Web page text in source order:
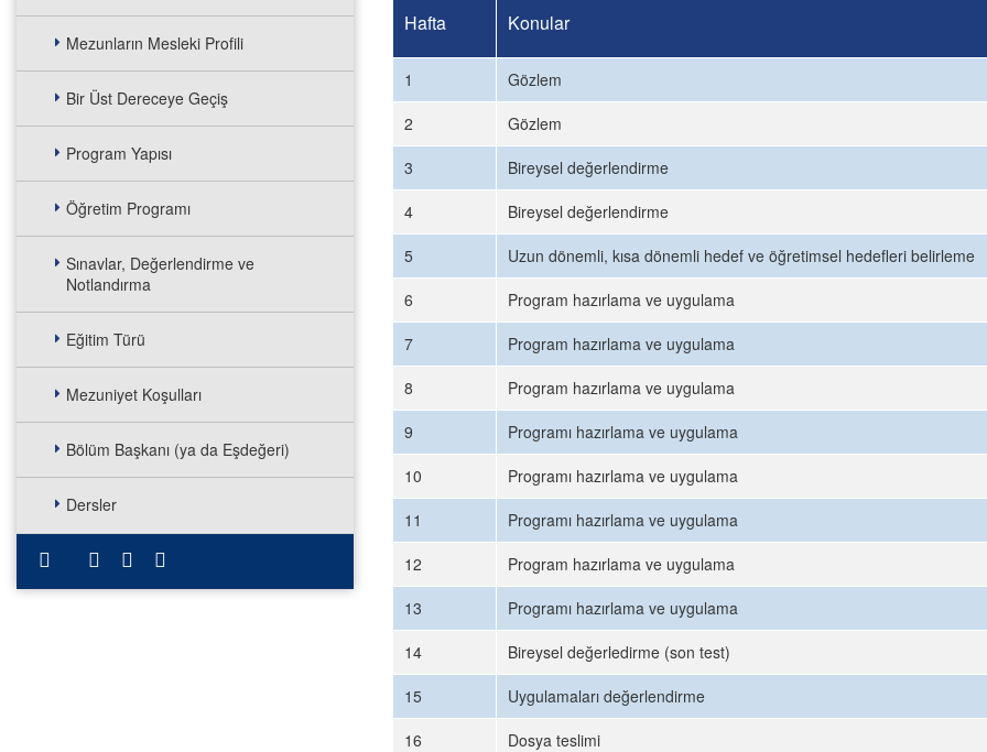
Mezunların Mesleki Profili
Bir Üst Dereceye Geçiş
Program Yapısı
Öğretim Programı
Sınavlar, Değerlendirme ve
Notlandırma
Eğitim Türü
Mezuniyet Koşulları
Bölüm Başkanı (ya da Eşdeğeri)
Dersler
Hafta Konular
1
Gözlem
2
Gözlem
3
Bireysel değerlendirme
4
Bireysel değerlendirme
5
Uzun dönemli, kısa dönemli hedef ve öğretimsel hedefleri belirleme
6
Program hazırlama ve uygulama
7
Program hazırlama ve uygulama
8
Program hazırlama ve uygulama
9
Programı hazırlama ve uygulama
10
Programı hazırlama ve uygulama
11
Programı hazırlama ve uygulama
12
Program hazırlama ve uygulama
13
Programı hazırlama ve uygulama
14
Bireysel değerledirme (son test)
15
Uygulamaları değerlendirme
16
Dosya teslimi